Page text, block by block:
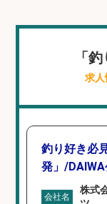
「
求人
釣り好き必
発」/
会社名
株式